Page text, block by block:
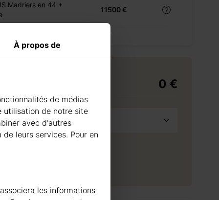
Madriers en 44 +
11500 €
0 €
France Métropolitaine
À propos de
de médias
utilisation de notre site
avec d'autres
leurs services. Pour en
les informations